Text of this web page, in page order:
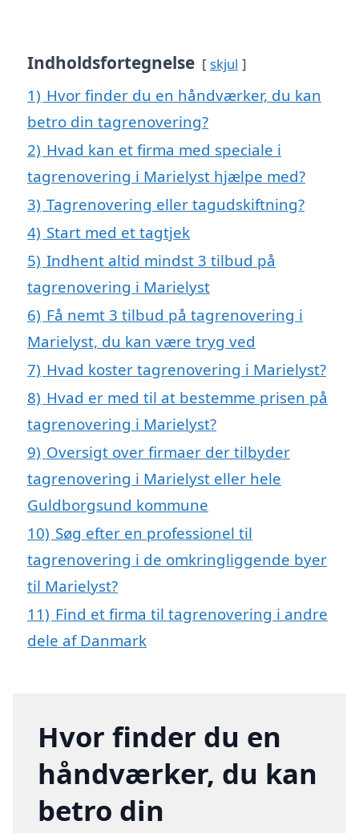
Indholdsfortegnelse skjul
1) Hvor finder du en håndværker, du kan
betro din tagrenovering?
2) Hvad kan et firma med speciale i
tagrenovering i Marielyst hjælpe med?
3) Tagrenovering eller tagudskiftning?
4) Start med et tagtjek
5) Indhent altid mindst 3 tilbud på
tagrenovering i Marielyst
6) Få nemt 3 tilbud på tagrenovering i
Marielyst, du kan være tryg ved
7) Hvad koster tagrenovering i Marielyst?
8) Hvad er med til at bestemme prisen på
tagrenovering i Marielyst?
9) Oversigt over firmaer der tilbyder
tagrenovering i Marielyst eller hele
Guldborgsund kommune
10) Søg efter en professionel til
tagrenovering i de omkringliggende byer
til Marielyst?
11) Find et firma til tagrenovering i andre
dele af Danmark
Hvor finder du en
håndværker, du kan
betro din